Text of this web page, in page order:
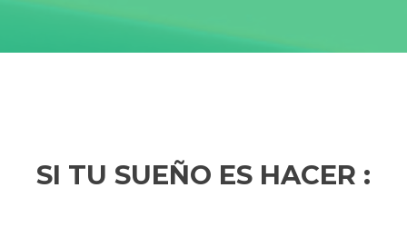
SI TU SUEÑO ES HACER :